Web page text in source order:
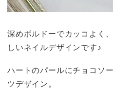
深めボルドーでカッコよく
しいネイルデザインです♪
ハートのパールにチョコソ
ツデザイン。